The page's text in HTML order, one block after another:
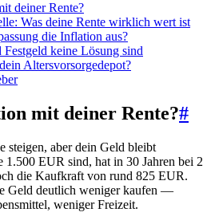
deiner Rente?
Was deine Rente wirklich wert ist
die Inflation aus?
keine Lösung sind
Altersvorsorgedepot?
mit deiner Rente?#
steigen, aber dein Geld bleibt
1.500 EUR sind, hat in 30 Jahren bei 2
die Kaufkraft von rund 825 EUR.
Geld deutlich weniger kaufen —
weniger Freizeit.